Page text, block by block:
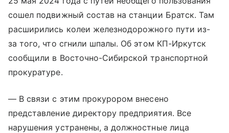
сошел подвижный состав на станции Братск. Там
расширились колеи железнодорожного пути из-
за того, что сгнили шпалы. Об этом КП-Иркутск
сообщили в Восточно-Сибирской транспортной
прокуратуре.
— В связи с этим прокурором внесено
представление директору предприятия. Все
нарушения устранены, а должностные лица